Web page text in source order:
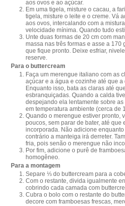
aos ovos e ao açúcar.
Em uma tigela, misture o cacau, a
tigela, misture o leite e o creme. Vá
aos ovos, intercalando com a
velocidade mínima. Quando tudo
Unte duas formas de 20 cm com
massa nas três formas e asse a 170
que fique pronto. Deixe esfriar,
reserve.
Para o buttercream
Faça um merengue italiano com as
açúcar e a água e cozinhe até que
Enquanto isso, bata as claras até
esbranquiçadas. Quando a calda
despejando ela lentamente sobre
em temperatura ambiente (cerca de
Quando o merengue estiver pronto,
poucos, sem parar de bater, até que
incorporada. Não adicione
contrário a manteiga irá derreter.
fria, pois senão o merengue não
Por fim, adicione o purê de
homogêneo.
Para a montagem
Separe ⅓ do buttercream para a
Com o restante, divida igualmente
cobrindo cada camada com
Cubra o bolo com o restante do
decore com framboesas frescas,